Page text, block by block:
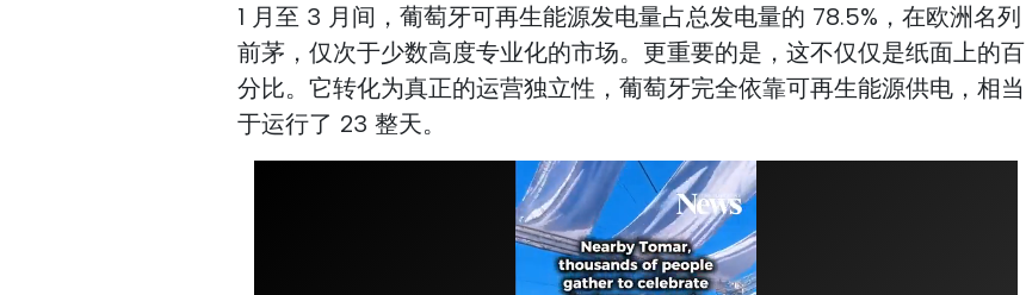
1 月至 3 月间，葡萄牙可再生能源发电量占总发电量的 78.5%，在欧洲名列
前茅，仅次于少数高度专业化的市场。更重要的是，这不仅仅是纸面上的百
分比。它转化为真正的运营独立性，葡萄牙完全依靠可再生能源供电，相当
于运行了 23 整天。